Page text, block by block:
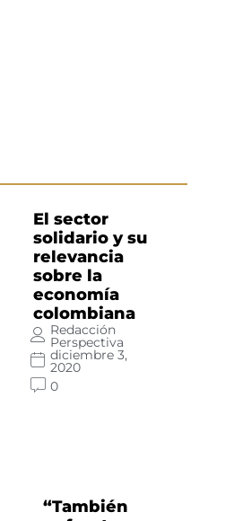
El sector
solidario y su
relevancia
sobre la
economía
colombiana
Redacción
Perspectiva
diciembre 3,
2020
0
“También